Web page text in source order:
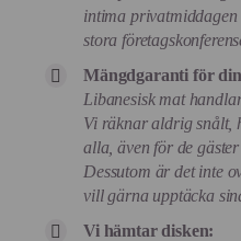
intima
stora
Mängdgaranti för
Libanesisk mat
Vi räknar aldrig snålt,
alla, även för de
Dessutom är det inte
vill gärna upptäcka
Vi hämtar disken: